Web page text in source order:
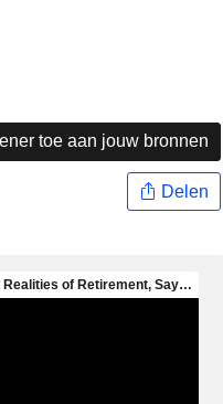
toe aan jouw bronnen
Delen